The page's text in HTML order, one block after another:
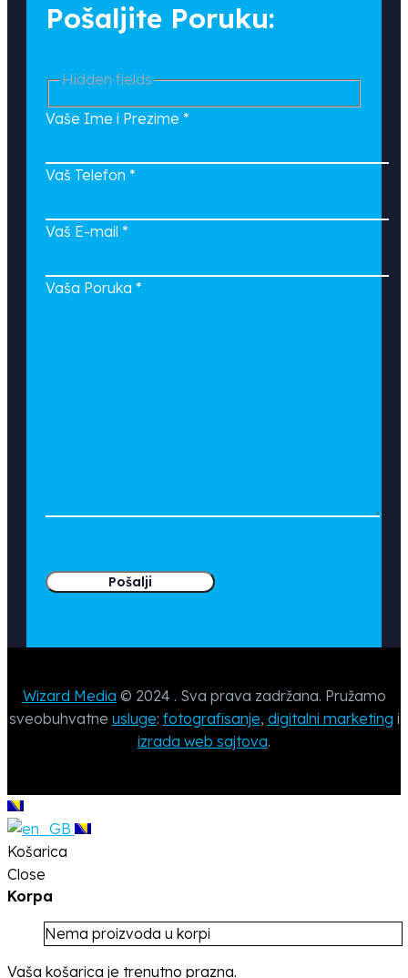
Pošaljite Poruku:
Hidden fields
Vaše Ime i Prezime *
Vaš Telefon *
Vaš E-mail *
Vaša Poruka *
Wizard Media © 2024 . Sva prava zadržana. Pružamo
sveobuhvatne usluge: fotografisanje, digitalni marketing i
izrada web sajtova.
Košarica
Close
Korpa
Nema proizvoda u korpi
Vaša košarica je trenutno prazna.